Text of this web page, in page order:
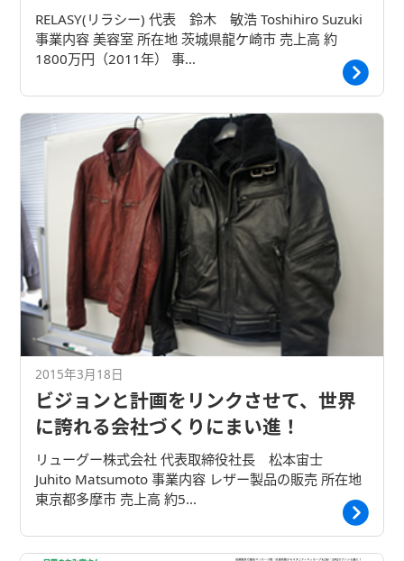
RELASY(リラシー) 代表 鈴木 敏浩 Toshihiro Suzuki
事業内容 美容室 所在地 茨城県龍ケ崎市 売上高 約
1800万円（2011年） 事…
2015年3月18日
ビジョンと計画をリンクさせて、世界
に誇れる会社づくりにまい進！
リューグー株式会社 代表取締役社長 松本宙士
Juhito Matsumoto 事業内容 レザー製品の販売 所在地
東京都多摩市 売上高 約5…